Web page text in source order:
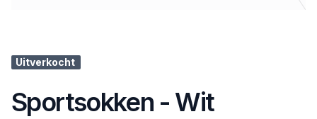
Uitverkocht
Sportsokken - Wit